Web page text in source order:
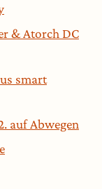
& Atorch DC
smart
auf Abwegen